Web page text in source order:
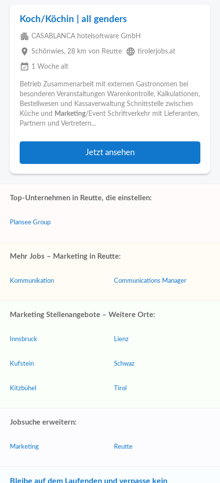
Koch/Köchin | all genders
apartment CASABLANCA hotelsoftware GmbH
place Schönwies, 28 km von Reutte language tirolerjobs.at
event_available 1 Woche alt
Betrieb Zusammenarbeit mit externen Gastronomen bei
besonderen Veranstaltungen Warenkontrolle, Kalkulationen,
Bestellwesen und Kassaverwaltung Schnittstelle zwischen
Küche und Marketing/Event Schriftverkehr mit Lieferanten,
Partnern und Vertretern...
Jetzt ansehen
Top-Unternehmen in Reutte, die einstellen:
Plansee Group
Mehr Jobs – Marketing in Reutte:
Kommunikation Communications Manager
Marketing Stellenangebote – Weitere Orte:
Innsbruck
Kufstein
Kitzbühel
Lienz
Schwaz
Tirol
Jobsuche erweitern:
Marketing Reutte
Bleibe auf dem Laufenden und verpasse kein